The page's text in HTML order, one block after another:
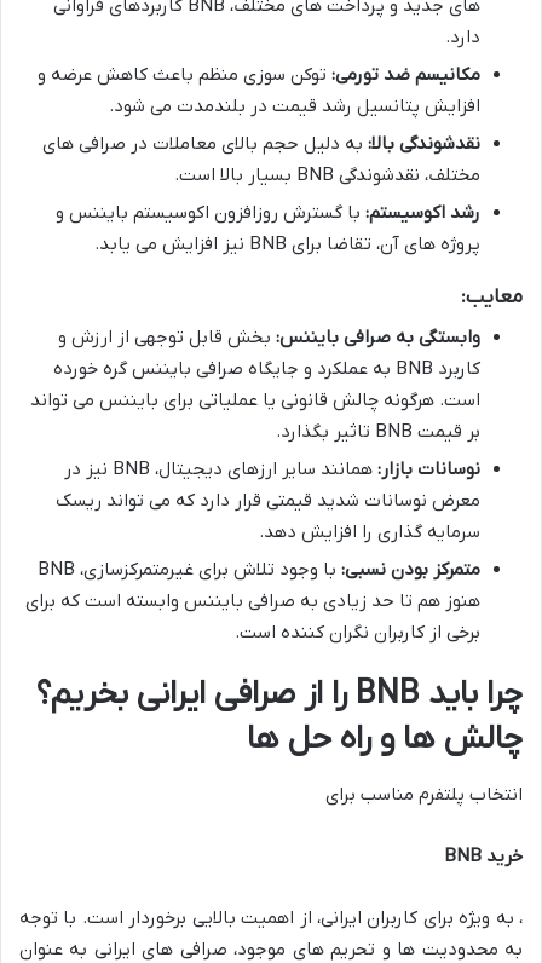
های جدید و پرداخت های مختلف، BNB کاربردهای فراوانی
دارد.
مکانیسم ضد تورمی: توکن سوزی منظم باعث کاهش عرضه و
افزایش پتانسیل رشد قیمت در بلندمدت می شود.
نقدشوندگی بالا: به دلیل حجم بالای معاملات در صرافی های
مختلف، نقدشوندگی BNB بسیار بالا است.
رشد اکوسیستم: با گسترش روزافزون اکوسیستم بایننس و
پروژه های آن، تقاضا برای BNB نیز افزایش می یابد.
معایب:
وابستگی به صرافی بایننس: بخش قابل توجهی از ارزش و
کاربرد BNB به عملکرد و جایگاه صرافی بایننس گره خورده
است. هرگونه چالش قانونی یا عملیاتی برای بایننس می تواند
بر قیمت BNB تاثیر بگذارد.
نوسانات بازار:
همانند سایر ارزهای دیجیتال، BNB نیز در
معرض نوسانات شدید قیمتی قرار دارد که می تواند ریسک
سرمایه گذاری را افزایش دهد.
متمرکز بودن نسبی:
با وجود تلاش برای غیرمتمرکزسازی، BNB
هنوز هم تا حد زیادی به صرافی بایننس وابسته است که برای
برخی از کاربران نگران کننده است.
چرا باید BNB را از صرافی ایرانی بخریم؟
چالش ها و راه حل ها
انتخاب پلتفرم مناسب برای
خرید BNB
، به ویژه برای کاربران ایرانی، از اهمیت بالایی برخوردار است. با توجه
به محدودیت ها و تحریم های موجود، صرافی های ایرانی به عنوان